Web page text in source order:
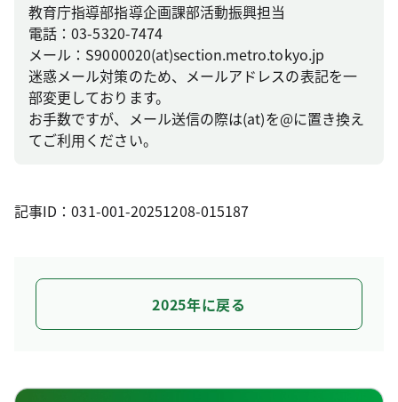
教育庁指導部指導企画課部活動振興担当
電話：03-5320-7474
メール：S9000020(at)section.metro.tokyo.jp
迷惑メール対策のため、メールアドレスの表記を一
部変更しております。
お手数ですが、メール送信の際は(at)を@に置き換え
てご利用ください。
記事ID：031-001-20251208-015187
2025年に戻る